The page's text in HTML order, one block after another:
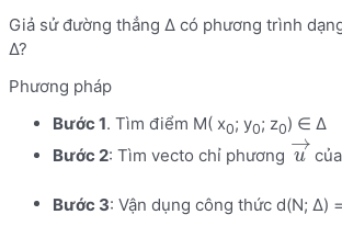
Giả sử đường thẳng Δ có phương trình
Δ?
Phương pháp
Bước 1. Tìm điểm M( x0; y0; z0) ∈ Δ
Bước 2: Tìm vecto chỉ phương u
→
Bước 3: Vận dụng công thức d(N; Δ) =